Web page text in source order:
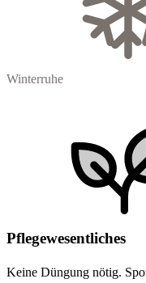
Winterruhe
Pflegewesentliches
Keine Düngung nötig.